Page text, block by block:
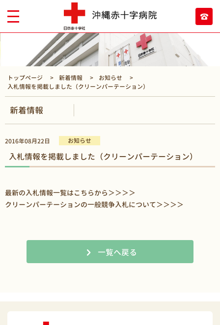
トップページ 新着情報
お知らせ
入札情報を掲載しました（クリーンパーテーション）
新着情報
2016年08月22日 お知らせ
入札情報を掲載しました（クリーンパーテーション）
最新の入札情報一覧はこちらから ＞＞＞＞
クリーンパーテーションの一般競争入札について＞＞＞＞
一覧へ戻る